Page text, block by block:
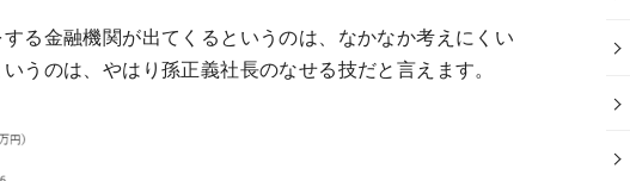
る金融機関が出てくるというのは、なかなか考えにくい
うのは、やはり孫正義社長のなせる技だと言えます。